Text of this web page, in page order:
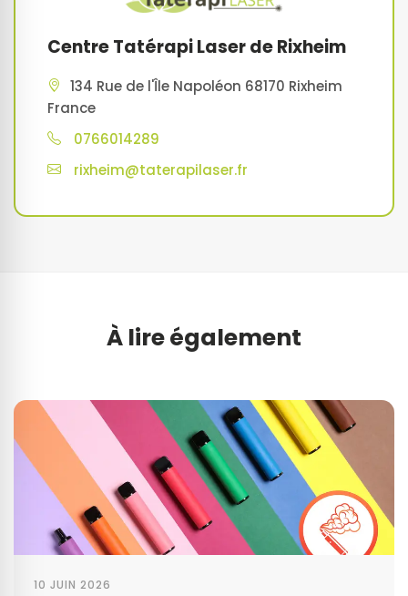
Centre Tatérapi Laser de Rixheim
134 Rue de l'Île Napoléon 68170 Rixheim
France
0766014289
rixheim@taterapilaser.fr
À lire également
10 JUIN 2026